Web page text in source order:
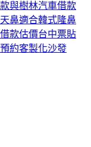
與樹林汽車借款
鼻適合韓式隆鼻
款估價台中票貼
約客製化沙發